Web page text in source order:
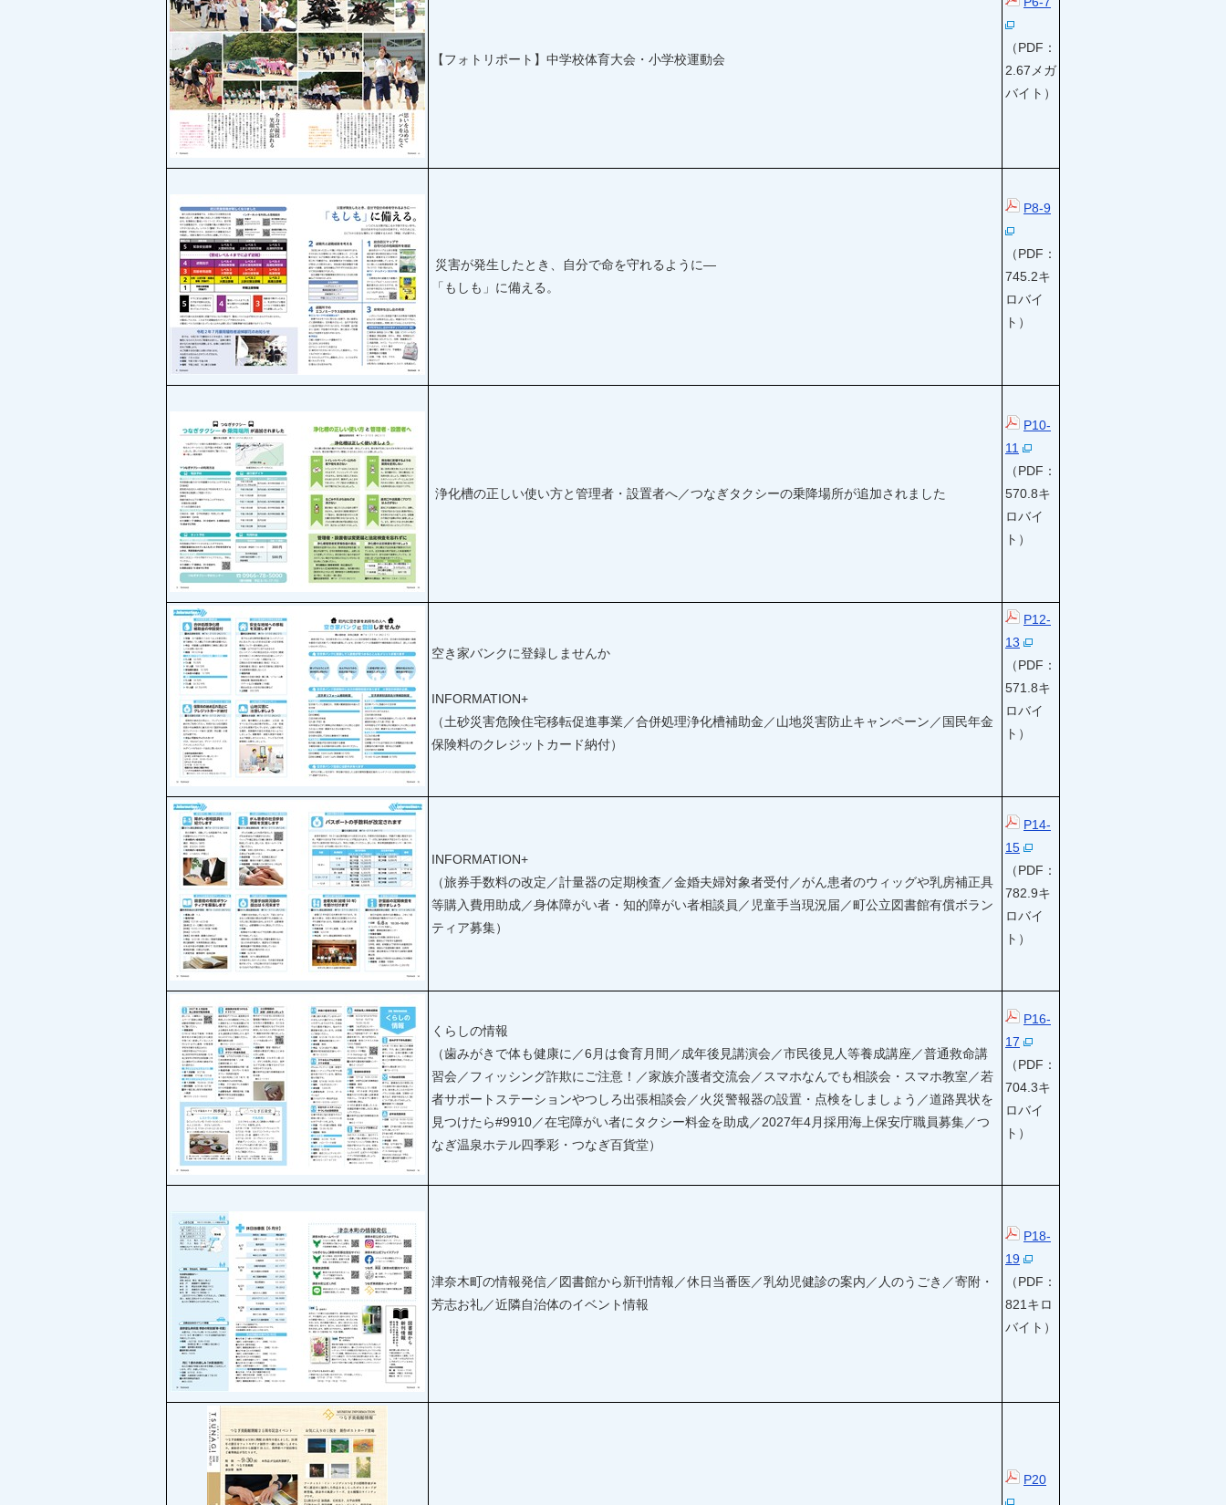
【フォトリポート】中学校体育大会・小学校運動会
（PDF：
2.67メガ
バイト）
災害が発生したとき、自分で命を守れるように—
「もしも」に備える。
P8-9
（PDF：
745.2キ
ロバイ
ト）
浄化槽の正しい使い方と管理者・設置者へ／つなぎタクシーの乗降場所が追加されました
P10-
11
（PDF：
570.8キ
ロバイ
ト）
空き家バンクに登録しませんか
INFORMATION+
（土砂災害危険住宅移転促進事業／合併処理浄化槽補助金／山地災害防止キャンペーン／国民年金
保険料のクレジットカード納付）
P12-
13
（PDF：
571.8キ
ロバイ
ト）
INFORMATION+
（旅券手数料の改定／計量器の定期検査／金婚夫婦対象者受付／がん患者のウィッグや乳房補正具
等購入費用助成／身体障がい者・知的障がい者相談員／児童手当現況届／町公立図書館有償ボラン
ティア募集）
P14-
15
（PDF：
782.9キ
ロバイ
ト）
くらしの情報
（歯みがきで体も健康に／6月は食育月間／成年後見講演会／市民後見人等養成講座／普通救命講
習会／フィッシング詐欺にご注意！／家族介護者交流会／スマホなんでも相談会・スマホ教室／若
者サポートステーションやつしろ出張相談会／火災警報器の設置・点検をしましょう／道路異状を
見つけたら#9910／在宅障がい者にタクシー料金を助成／2027年4月採用海上保安庁職員募集／つ
なぎ温泉ホテル四季彩・つなぎ百貨堂）
P16-
17
（PDF：
704.3キ
ロバイ
ト）
津奈木町の情報発信／図書館から新刊情報／休日当番医／乳幼児健診の案内／人のうごき／寄附・
芳志お礼／近隣自治体のイベント情報
P18-
19
（PDF：
821キロ
バイト）
P20